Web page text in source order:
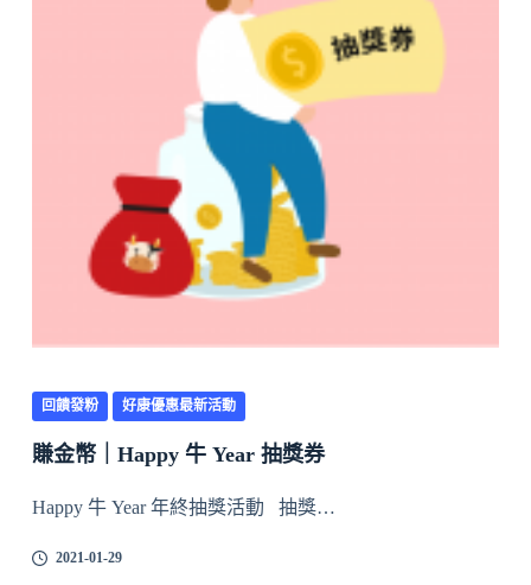
回饋發粉 好康優惠最新活動
賺金幣｜Happy 牛 Year 抽獎券
Happy 牛 Year 年終抽獎活動 抽獎…
2021-01-29